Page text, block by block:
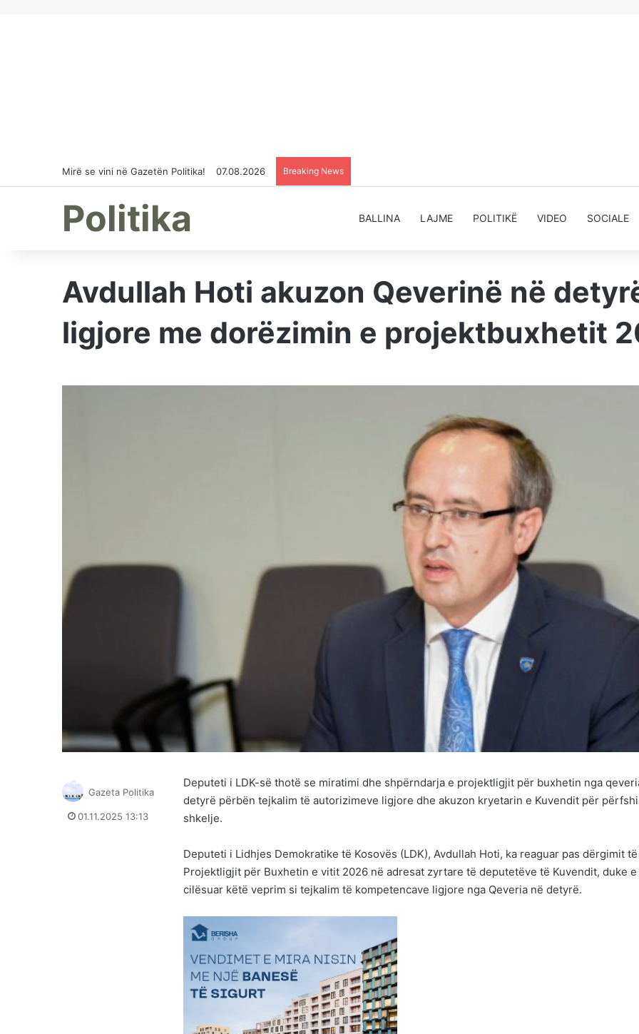
Mirë se vini në Gazetën Politika! 07.08.2026 Breaking News
Politika BALLINA LAJME POLITIKË VIDEO SOCIALE
Avdullah Hoti akuzon Qeverinë në
ligjore me dorëzimin e projektbuxhetit
Deputeti i LDK-së thotë se miratimi dhe shpërndarja e projektligjit për buxhetin nga
detyrë përbën tejkalim të autorizimeve ligjore dhe akuzon kryetarin e Kuvendit për
shkelje.
Deputeti i Lidhjes Demokratike të Kosovës (LDK), Avdullah Hoti, ka reaguar pas dërgimit të
Projektligjit për Buxhetin e vitit 2026 në adresat zyrtare të deputetëve të Kuvendit, duke e
cilësuar këtë veprim si tejkalim të kompetencave ligjore nga Qeveria në detyrë.
Gazeta Politika
01.11.2025 13:13